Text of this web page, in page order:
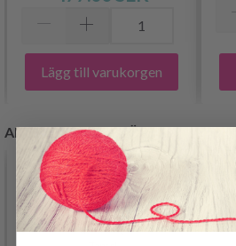
Lägg till varukorgen
ANDRA KUNDER KÖPTE